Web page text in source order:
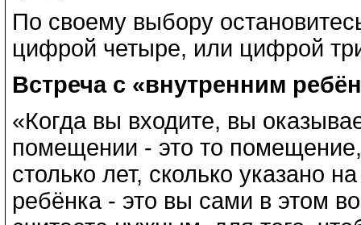
По своему выбору
цифрой четыре, или цифрой
Встреча с «внутренним
«Когда вы входите, вы
помещении - это то
столько лет, сколько указано
ребёнка - это вы сами в этом